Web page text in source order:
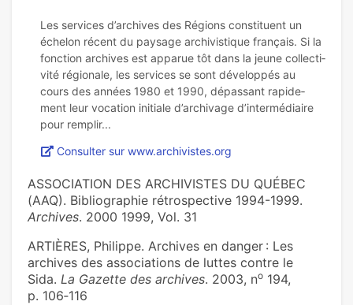
Les ser­vi­ces d’archi­ves des Régions cons­ti­tuent un
échelon récent du pay­sage archi­vis­ti­que fran­çais. Si la
fonc­tion archi­ves est appa­rue tôt dans la jeune col­lec­ti­
vité régio­nale, les ser­vi­ces se sont déve­lop­pés au
cours des années 1980 et 1990, dépas­sant rapi­de­
ment leur voca­tion ini­tiale d’archi­vage d’inter­mé­diaire
Consulter sur www.archivistes.org
ASSOCIATION DES ARCHIVISTES DU QUÉBEC
(AAQ). Bibliographie rétrospective 1994-1999.
Archives. 2000 1999, Vol. 31
ARTIÈRES, Philippe. Archives en danger : Les
archives des associations de luttes contre le
Sida. La Gazette des archives. 2003, no 194,
p. 106‑116